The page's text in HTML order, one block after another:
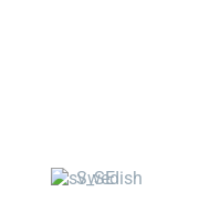
Swedish